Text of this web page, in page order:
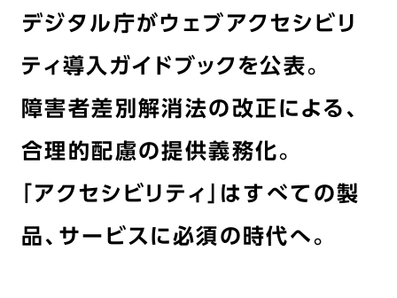
デジタル庁がウェブアクセシビリ
ティ導入ガイドブックを公表。
障害者差別解消法の改正による、
合理的配慮の提供義務化。
「アクセシビリティ」はすべての製
品、サービスに必須の時代へ。